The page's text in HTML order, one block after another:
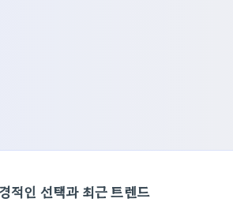
적인 선택과 최근 트렌드